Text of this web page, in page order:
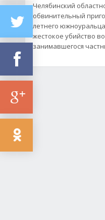
Челябинский
обвинительный
летнего
жестокое убийство
занимавшегося